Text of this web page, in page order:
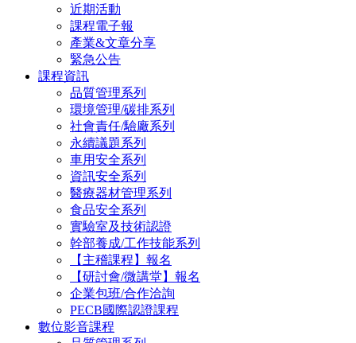
近期活動
課程電子報
產業&文章分享
緊急公告
課程資訊
品質管理系列
環境管理/碳排系列
社會責任/驗廠系列
永續議題系列
車用安全系列
資訊安全系列
醫療器材管理系列
食品安全系列
實驗室及技術認證
幹部養成/工作技能系列
【主稽課程】報名
【研討會/微講堂】報名
企業包班/合作洽詢
PECB國際認證課程
數位影音課程